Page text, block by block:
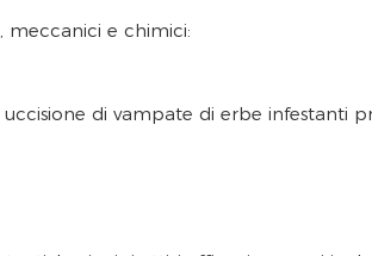
meccanici e chimici:
di vampate di erbe infestanti